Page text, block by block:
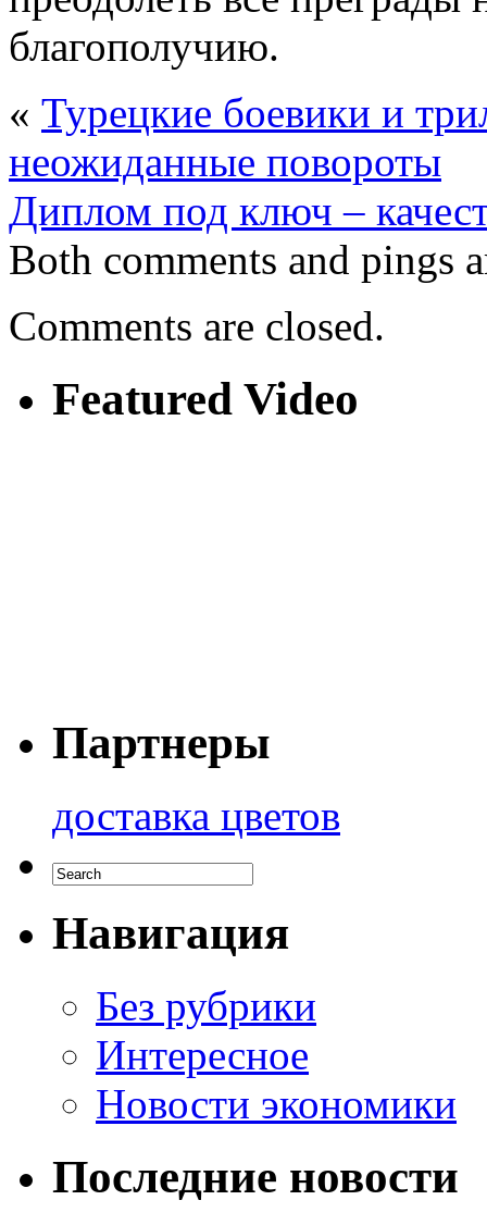
благополучию.
« Турецкие боевики и
неожиданные повороты
Диплом под ключ –
Both comments and pings
Comments are closed.
Featured Video
Партнеры
доставка цветов
Навигация
Без рубрики
Интересное
Новости экономики
Последние новости